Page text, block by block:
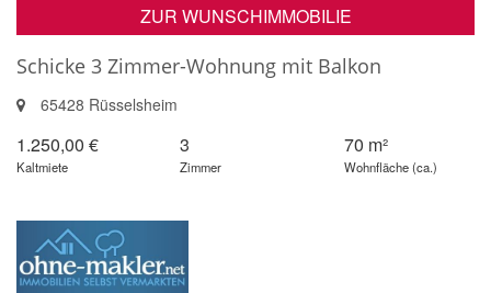
ZUR WUNSCHIMMOBILIE
Schicke 3 Zimmer-Wohnung mit Balkon
65428 Rüsselsheim
1.250,00 €
Kaltmiete
3
Zimmer
70 m²
Wohnfläche (ca.)